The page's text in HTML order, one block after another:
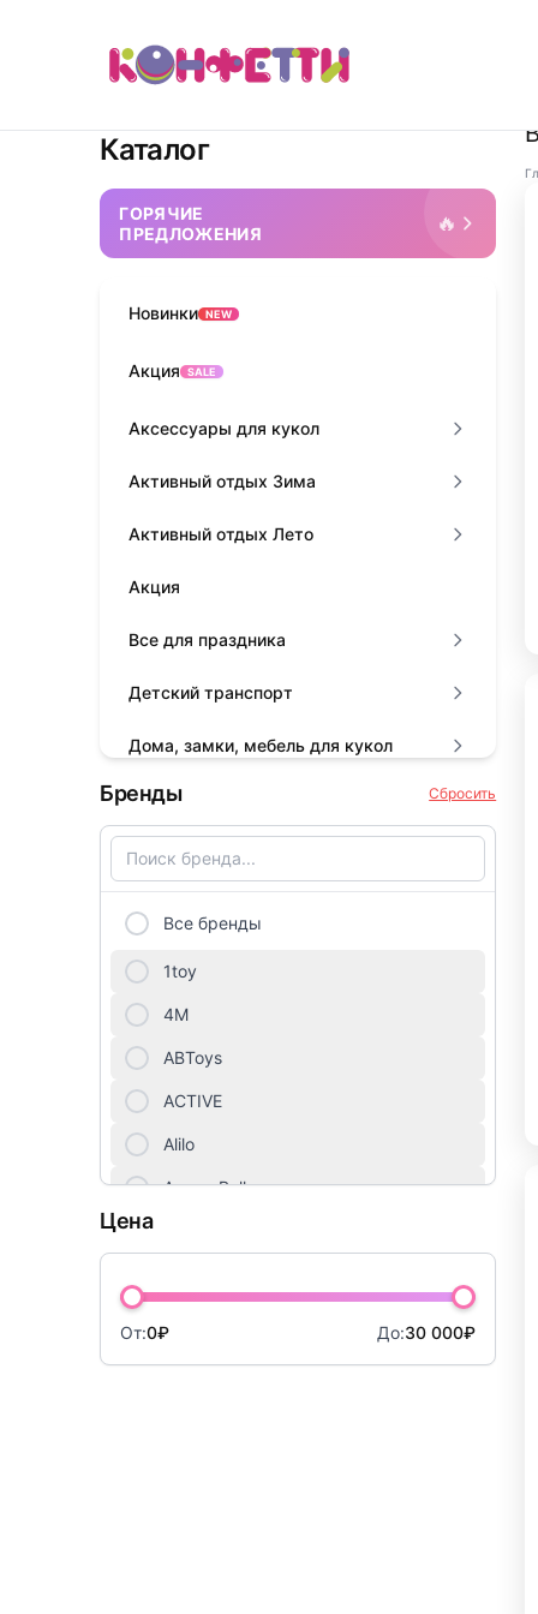
Каталог
ГОРЯЧИЕ
ПРЕДЛОЖЕНИЯ
🔥
Новинки NEW
Акция SALE
Аксессуары для кукол
Активный отдых Зима
Активный отдых Лето
Акция
Все для праздника
Детский транспорт
Дома, замки, мебель для кукол
Животные, динозавры, драконы на
батарейках
Игровые наборы для девочек
Игровые наборы для мальчиков
Книги
Конструкторы
Куклы
Мебель для детей
Мягкие игрушки
Новогодний ассортимент
Бренды Сбросить
Все бренды
1toy
4М
ABToys
ACTIVE
Alilo
Amore Bello
Apitor
Цена
От:0₽ До:30 000₽